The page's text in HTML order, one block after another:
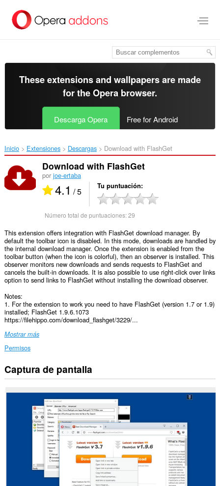
contenido
These extensions and wallpapers are made
for theOpera browser.
Descarga Opera Free for Android
Inicio Extensiones Descargas Download with FlashGet‎
Download with FlashGet
por joe-ertaba
4.1 / 5 Tu puntuación
Número total de puntuaciones:29
This extension offers integration with FlashGet download manager. By
default the toolbar icon is disabled. In this mode, downloads are handled by
the internal download manager. Once the extension is enabled from the
toolbar button (when the icon is colorful), then an observer is installed. This
observer monitors new downloads and sends requests to FlashGet and
cancels the built-in downloads. It is also possible to use right-click over links
option to send links to FlashGet without installing the download observer.
Notes:
1. For the extension to work you need to have FlashGet (version 1.7 or 1.9)
installed; FlashGet 1.9.6.1073
https://filehippo.com/download_flashget/3229/...
Mostrar más
Permisos
Esta
extensión
acceder
Captura de pantalla